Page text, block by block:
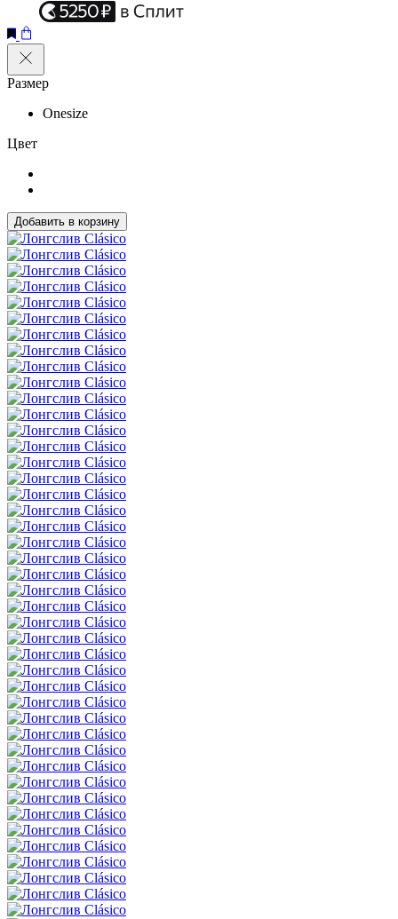
Размер
Onesize
Цвет
Добавить в корзину